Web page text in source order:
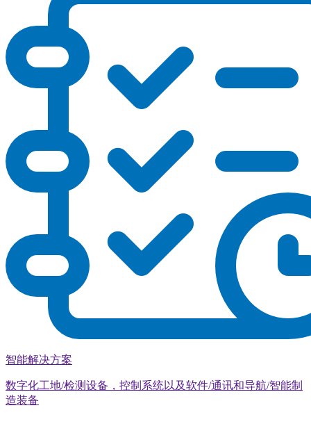
智能解决方案
数字化工地/检测设备，控制系统以及软件/通讯和导航/智能制
造装备